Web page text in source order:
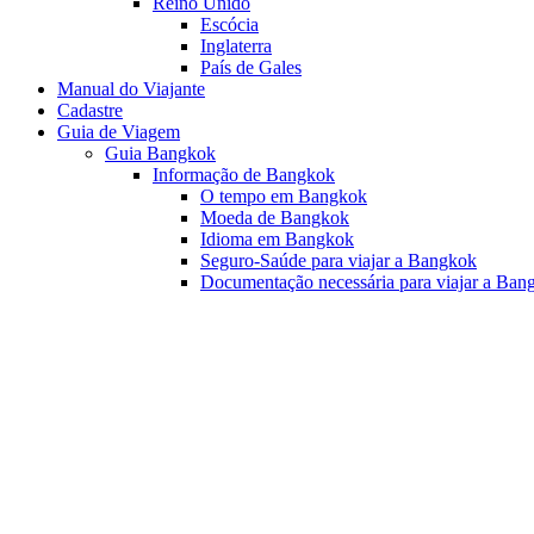
Escócia
Inglaterra
País de Gales
Manual do Viajante
Cadastre
Guia de Viagem
Guia Bangkok
Informação de Bangkok
O tempo em Bangkok
Moeda de Bangkok
Idioma em Bangkok
Seguro-Saúde para viajar a Bangkok
Documentação necessária para viajar a